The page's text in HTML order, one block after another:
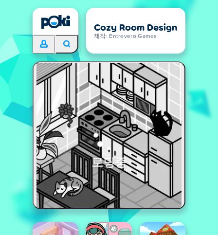
Cozy Room Design
제작: Entrevero Games
로딩중